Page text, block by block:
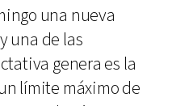
una nueva
una de las
genera es la
límite máximo de